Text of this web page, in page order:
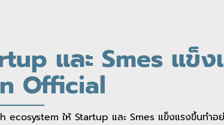
และ Smes แข็
Official
ให้ Startup และ Smes แข็งแรงขึ้นทำอย่